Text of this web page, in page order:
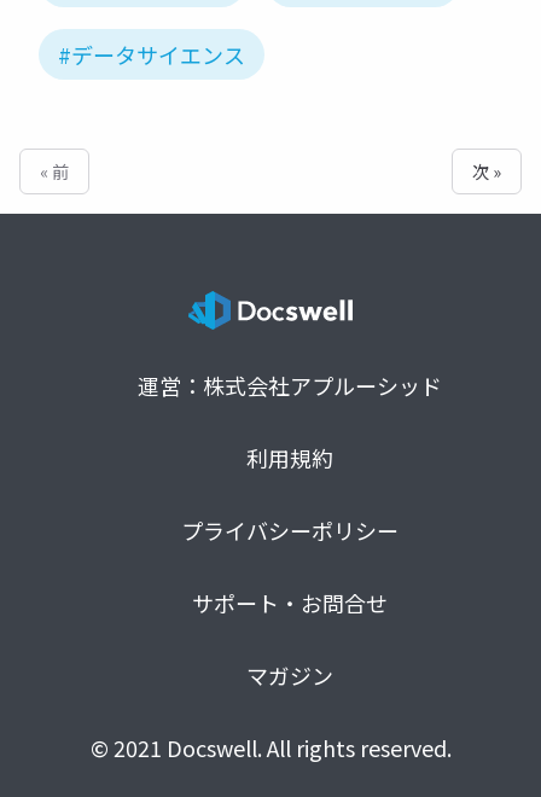
#データサイエンス
« 前 次 »
運営：株式会社アプルーシッド
利用規約
プライバシーポリシー
サポート・お問合せ
マガジン
© 2021 Docswell. All rights reserved.